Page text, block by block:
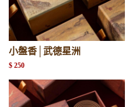
小盤香│武德星洲
$ 250